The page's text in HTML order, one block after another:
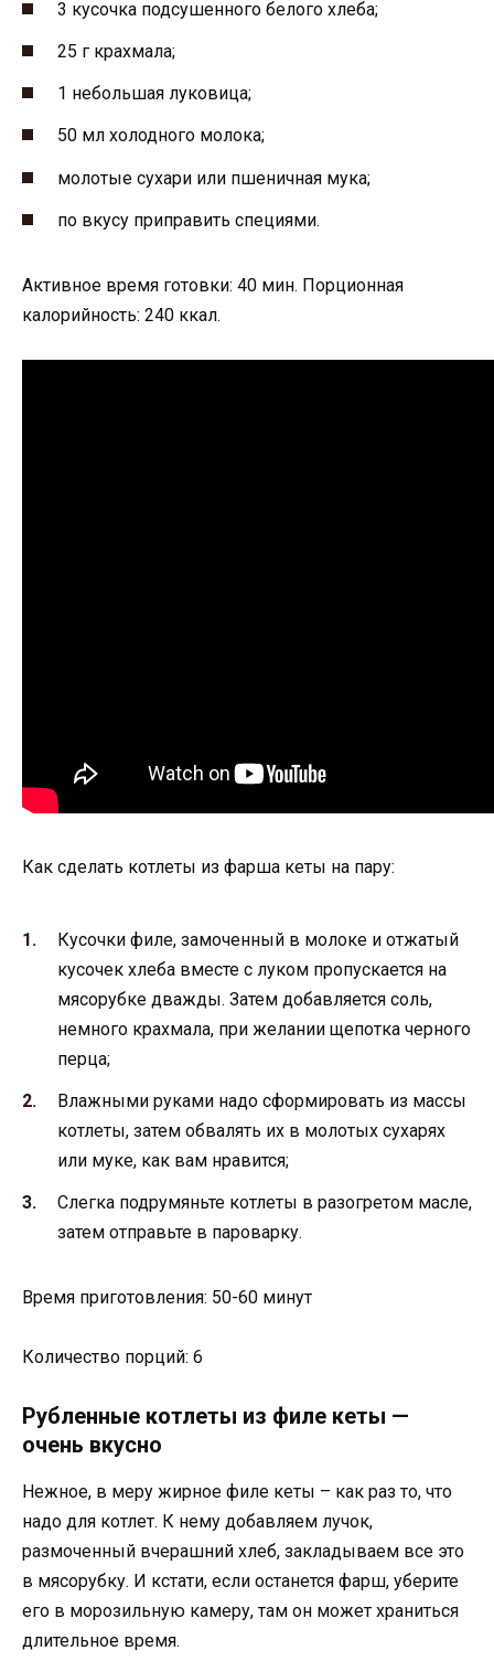
3 кусочка подсушенного белого хлеба;
25 г крахмала;
1 небольшая луковица;
50 мл холодного молока;
молотые сухари или пшеничная мука;
по вкусу приправить специями.
Активное время готовки: 40 мин. Порционная
калорийность: 240 ккал.
Как сделать котлеты из фарша кеты на пару:
Кусочки филе, замоченный в молоке и отжатый
кусочек хлеба вместе с луком пропускается на
мясорубке дважды. Затем добавляется соль,
немного крахмала, при желании щепотка черного
перца;
Влажными руками надо сформировать из массы
котлеты, затем обвалять их в молотых сухарях
или муке, как вам нравится;
Слегка подрумяньте котлеты в разогретом масле,
затем отправьте в пароварку.
Время приготовления: 50-60 минут
Количество порций: 6
Рубленные котлеты из филе кеты —
очень вкусно
Нежное, в меру жирное филе кеты – как раз то, что
надо для котлет. К нему добавляем лучок,
размоченный вчерашний хлеб, закладываем все это
в мясорубку. И кстати, если останется фарш, уберите
его в морозильную камеру, там он может храниться
длительное время.